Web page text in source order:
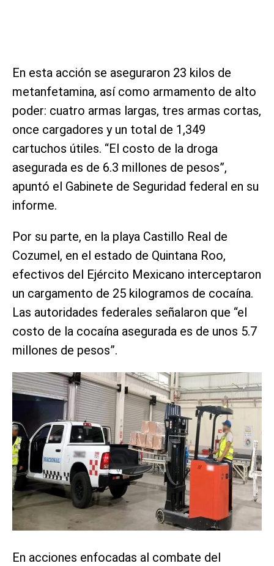
En esta acción se aseguraron 23 kilos de
metanfetamina, así como armamento de alto
poder: cuatro armas largas, tres armas cortas,
once cargadores y un total de 1,349
cartuchos útiles. “El costo de la droga
asegurada es de 6.3 millones de pesos”,
apuntó el Gabinete de Seguridad federal en su
informe.
Por su parte, en la playa Castillo Real de
Cozumel, en el estado de Quintana Roo,
efectivos del Ejército Mexicano interceptaron
un cargamento de 25 kilogramos de cocaína.
Las autoridades federales señalaron que “el
costo de la cocaína asegurada es de unos 5.7
millones de pesos”.
En acciones enfocadas al combate del